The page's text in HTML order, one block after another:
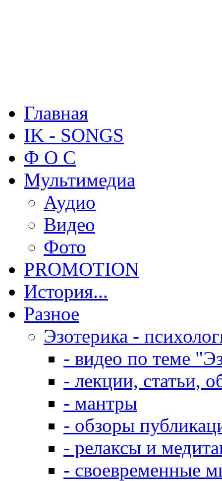
Главная
IK - SONGS
Ф О С
Мультимедиа
Аудио
Видео
Фото
PROMOTION
История...
Разное
Эзотерика -
- видео по теме
- лекции, статьи,
- мантры
- обзоры
- релаксы и
- своевременные